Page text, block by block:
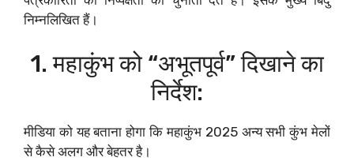
निम्नलिखित हैं।
1. महाकुंभ को “अभूतपूर्व” दिखाने का
निर्देश:
मीडिया को यह बताना होगा कि महाकुंभ 2025 अन्य सभी कुंभ मेलों
से कैसे अलग और बेहतर है।